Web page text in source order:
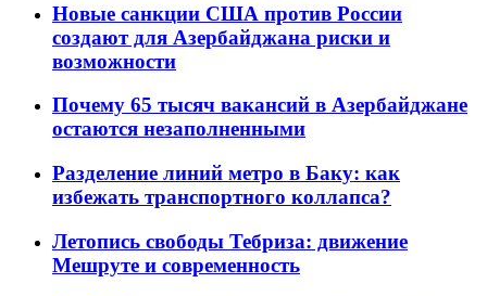
Новые санкции США против России
создают для Азербайджана риски и
возможности
Почему 65 тысяч вакансий в Азербайджане
остаются незаполненными
Разделение линий метро в Баку: как
избежать транспортного коллапса?
Летопись свободы Тебриза: движение
Мешруте и современность